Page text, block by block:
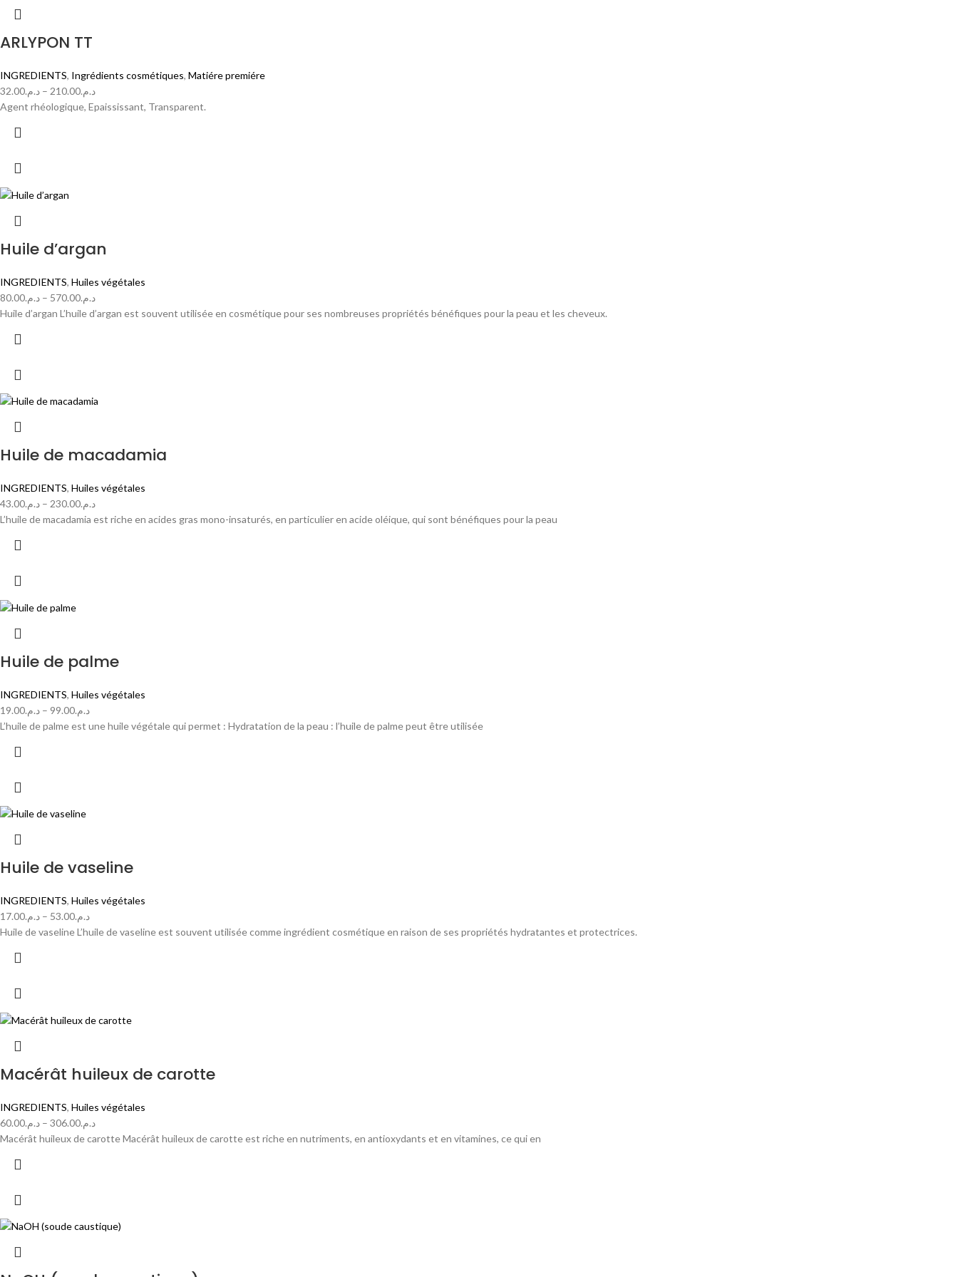
ARLYPON TT
INGREDIENTS, Ingrédients cosmétiques, Matiére premiére
د.م.32.00 – د.م.210.00
Agent rhéologique, Epaississant, Transparent.
Huile d’argan
INGREDIENTS, Huiles végétales
د.م.80.00 – د.م.570.00
Huile d’argan L’huile d’argan est souvent utilisée en cosmétique pour ses nombreuses propriétés bénéfiques pour la peau et les cheveux.
Huile de macadamia
INGREDIENTS, Huiles végétales
د.م.43.00 – د.م.230.00
L’huile de macadamia est riche en acides gras mono-insaturés, en particulier en acide oléique, qui sont bénéfiques pour la peau
Huile de palme
INGREDIENTS, Huiles végétales
د.م.19.00 – د.م.99.00
L’huile de palme est une huile végétale qui permet : Hydratation de la peau : l’huile de palme peut être utilisée
Huile de vaseline
INGREDIENTS, Huiles végétales
د.م.17.00 – د.م.53.00
Huile de vaseline L’huile de vaseline est souvent utilisée comme ingrédient cosmétique en raison de ses propriétés hydratantes et protectrices.
Macérât huileux de carotte
INGREDIENTS, Huiles végétales
د.م.60.00 – د.م.306.00
Macérât huileux de carotte Macérât huileux de carotte est riche en nutriments, en antioxydants et en vitamines, ce qui en